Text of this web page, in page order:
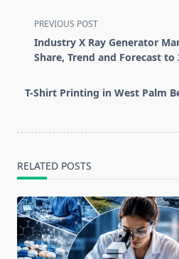
<span
class="nav-
subtitle
reader-
PREVIOUS POST
Industry X Ray Generator
Share, Trend and Forecast
T-Shirt Printing in West Palm
RELATED POSTS